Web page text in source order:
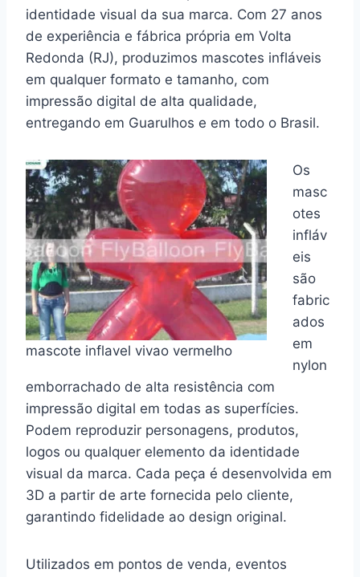
identidade visual da sua marca. Com 27 anos
de experiência e fábrica própria em Volta
Redonda (RJ), produzimos mascotes infláveis
em qualquer formato e tamanho, com
impressão digital de alta qualidade,
entregando em Guarulhos e em todo o Brasil.
mascote inflavel vivao vermelho
Os
masc
otes
infláv
eis
são
fabric
ados
em
nylon
emborrachado de alta resistência com
impressão digital em todas as superfícies.
Podem reproduzir personagens, produtos,
logos ou qualquer elemento da identidade
visual da marca. Cada peça é desenvolvida em
3D a partir de arte fornecida pelo cliente,
garantindo fidelidade ao design original.
Utilizados em pontos de venda, eventos